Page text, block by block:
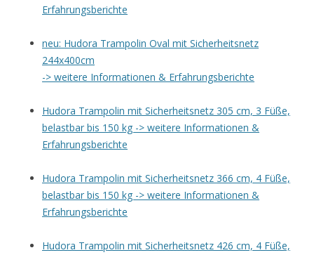
Erfahrungsberichte
neu: Hudora Trampolin Oval mit Sicherheitsnetz
244x400cm
-> weitere Informationen & Erfahrungsberichte
Hudora Trampolin mit Sicherheitsnetz 305 cm, 3 Füße,
belastbar bis 150 kg -> weitere Informationen &
Erfahrungsberichte
Hudora Trampolin mit Sicherheitsnetz 366 cm, 4 Füße,
belastbar bis 150 kg -> weitere Informationen &
Erfahrungsberichte
Hudora Trampolin mit Sicherheitsnetz 426 cm, 4 Füße,